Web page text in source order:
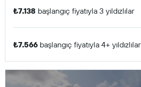
₺7.138 başlangıç fiyatıyla 3 yıldızlılar
₺7.566 başlangıç fiyatıyla 4+ yıldızlılar